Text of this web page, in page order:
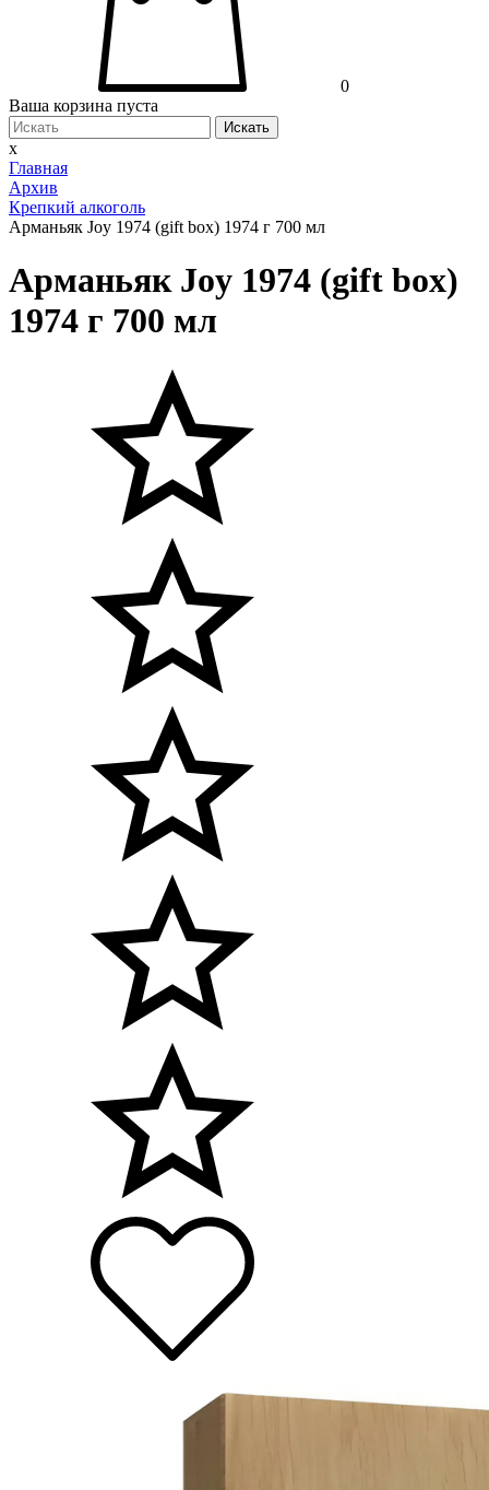
0
Ваша корзина пуста
Искать
x
Главная
Архив
Крепкий алкоголь
Арманьяк Joy 1974 (gift box) 1974 г 700 мл
Арманьяк Joy 1974 (gift box)
1974 г 700 мл